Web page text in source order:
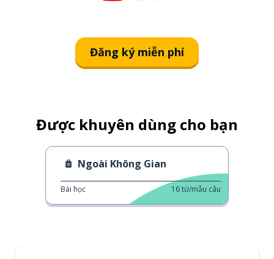
Đăng ký miễn phí
Được khuyên dùng cho bạn
Ngoài Không Gian
Bài học 16từ/mẫu câu